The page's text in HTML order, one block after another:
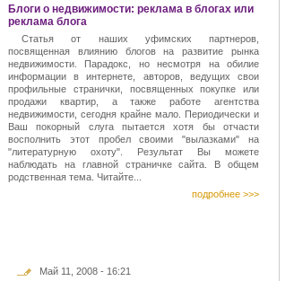
Блоги о недвижимости: реклама в блогах или
реклама блога
Статья от наших уфимских партнеров,
посвященная влиянию блогов на развитие рынка
недвижимости. Парадокс, но несмотря на обилие
информации в интернете, авторов, ведущих свои
профильные странички, посвященных покупке или
продажи квартир, а также работе агентства
недвижимости, сегодня крайне мало. Периодически и
Ваш покорный слуга пытается хотя бы отчасти
восполнить этот пробел своими "вылазками" на
"литературную охоту". Результат Вы можете
наблюдать на главной страничке сайта. В общем
родственная тема. Читайте...
подробнее >>>
Май 11, 2008 - 16:21